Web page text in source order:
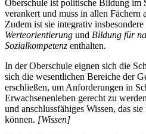
Oberschule ist politische Bildung im
verankert und muss in allen Fächern
Zudem ist sie integrativ
Werteorientierung und Bildung für
Sozialkompetenz enthalten.
In der Oberschule eignen sich die
sich die wesentlichen Bereiche der
erschließen, um Anforderungen in
Erwachsenenleben gerecht zu
und anschlussfähiges Wissen, das
können. [Wissen]